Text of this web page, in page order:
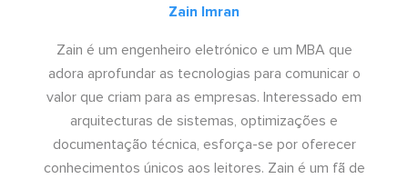
Zain Imran
Zain é um engenheiro eletrónico e um MBA que
adora aprofundar as tecnologias para comunicar o
valor que criam para as empresas. Interessado em
arquitecturas de sistemas, optimizações e
documentação técnica, esforça-se por oferecer
conhecimentos únicos aos leitores. Zain é um fã de